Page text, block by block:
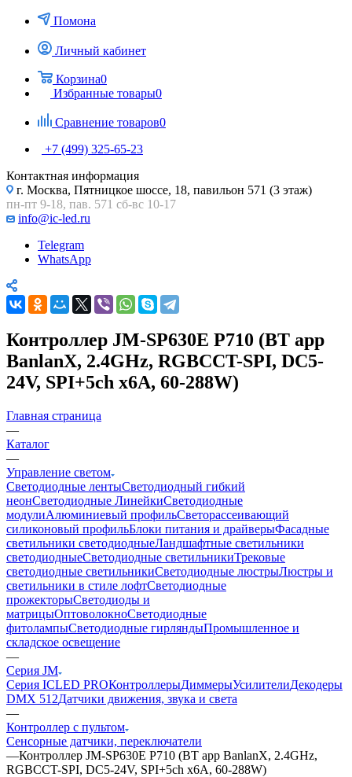
Помона
Личный кабинет
Корзина0
Избранные товары0
Сравнение товаров0
+7 (499) 325-65-23
Контактная информация
г. Москва, Пятницкое шоссе, 18, павильон 571 (3 этаж)
пн-пт 9-18, пав. 571 сб-вс 10-17
info@ic-led.ru
Telegram
WhatsApp
Контроллер JM-SP630E P710 (BT app
BanlanX, 2.4GHz, RGBCCT-SPI, DC5-
24V, SPI+5ch x6A, 60-288W)
Главная страница
—
Каталог
—
Управление светом
Светодиодные лентыСветодиодный гибкий
неонСветодиодные ЛинейкиСветодиодные
модулиАлюминиевый профильСветорассеивающий
силиконовый профильБлоки питания и драйверыФасадные
светильники светодиодныеЛандшафтные светильники
светодиодныеСветодиодные светильникиТрековые
светодиодные светильникиСветодиодные люстрыЛюстры и
светильники в стиле лофтСветодиодные
прожекторыСветодиоды и
матрицыОптоволокноСветодиодные
фитолампыСветодиодные гирляндыПромышленное и
складское освещение
—
Серия JM
Серия ICLED PROКонтроллерыДиммерыУсилителиДекодеры
DMX 512Датчики движения, звука и света
—
Контроллер с пультом
Сенсорные датчики, переключатели
—Контроллер JM-SP630E P710 (BT app BanlanX, 2.4GHz,
RGBCCT-SPI, DC5-24V, SPI+5ch x6A, 60-288W)